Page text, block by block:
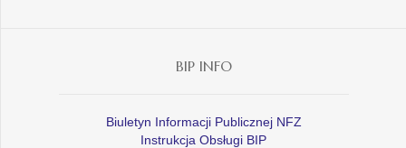
BIP INFO
Biuletyn Informacji Publicznej NFZ
Instrukcja Obsługi BIP